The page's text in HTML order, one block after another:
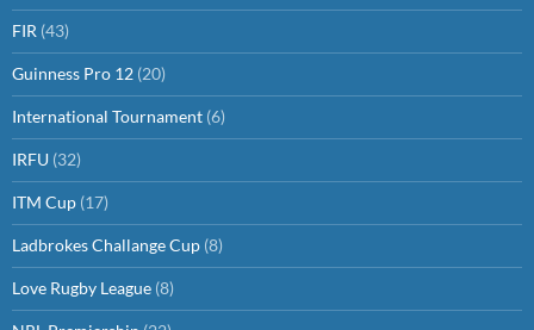
FIR (43)
Guinness Pro 12 (20)
International Tournament (6)
IRFU (32)
ITM Cup (17)
Ladbrokes Challange Cup (8)
Love Rugby League (8)